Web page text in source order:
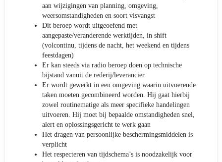
aan wijzigingen van planning, omgeving,
weersomstandigheden en soort visvangst
Dit beroep wordt uitgeoefend met
aangepaste/veranderende werktijden, in shift
(volcontinu, tijdens de nacht, het weekend en tijdens
feestdagen)
Er kan steeds via radio beroep doen op technische
bijstand vanuit de rederij/leverancier
Er wordt gewerkt in een omgeving waarin uitvoerende
taken moeten gecombineerd worden. Hij gaat hierbij
zowel routinematige als meer specifieke handelingen
uitvoeren. Hij moet bij bepaalde omstandigheden snel,
alert en oplossingsgericht te werk gaan
Het dragen van persoonlijke beschermingsmiddelen is
verplicht
Het respecteren van tijdschema’s is noodzakelijk voor